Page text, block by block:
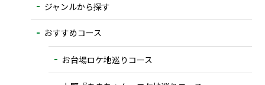
ジャンルから探す
おすすめコース
お台場ロケ地巡りコース